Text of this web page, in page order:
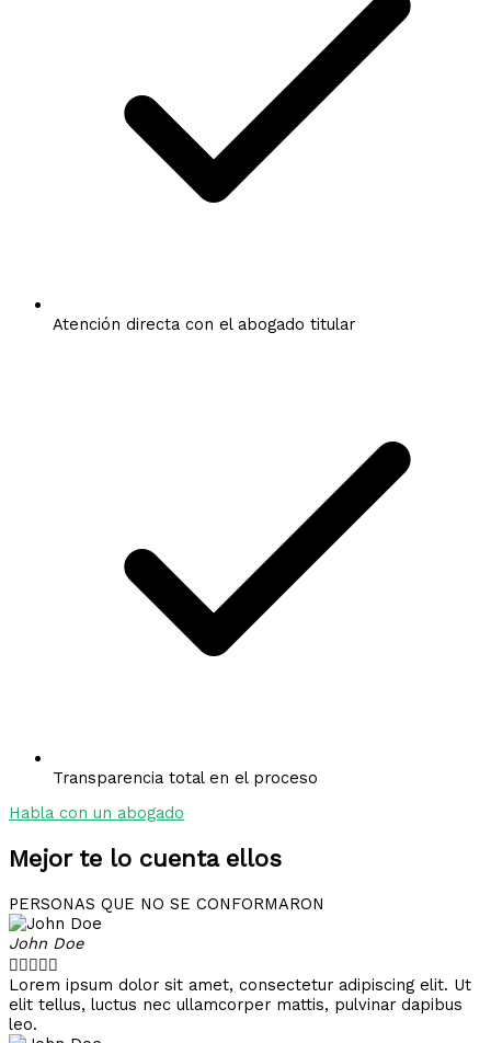
Atención directa con el abogado titular
Transparencia total en el proceso
Habla con un abogado
Mejor te lo cuenta ellos
PERSONAS QUE NO SE CONFORMARON
John Doe

Lorem ipsum dolor sit amet, consectetur adipiscing elit. Ut
elit tellus, luctus nec ullamcorper mattis, pulvinar dapibus
leo.